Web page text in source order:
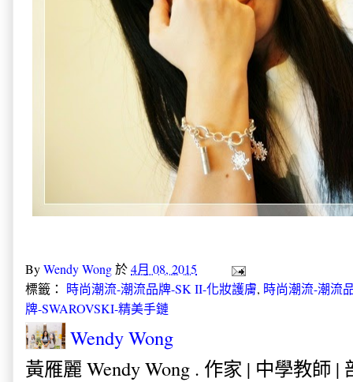
ByWendy Wong於4月 08, 2015
標籤： 時尚潮流-潮流品牌-SK II-化妝護膚, 時尚潮流-潮流
牌-SWAROVSKI-精美手鏈
Wendy Wong
黃雁麗 Wendy Wong . 作家 | 中學教師 |